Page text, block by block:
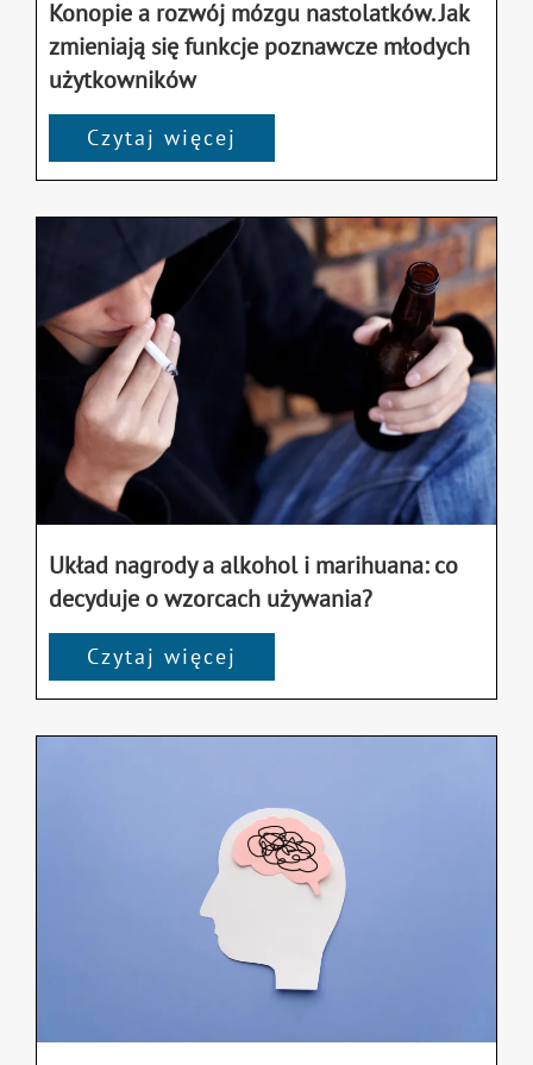
Konopie a rozwój mózgu nastolatków. Jak
zmieniają się funkcje poznawcze młodych
użytkowników
Czytaj więcej
Układ nagrody a alkohol i marihuana: co
decyduje o wzorcach używania?
Czytaj więcej